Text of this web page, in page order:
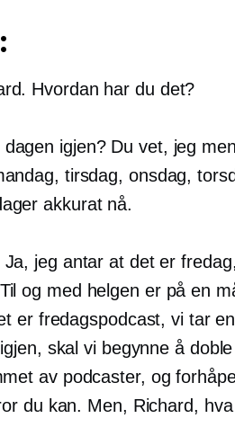
Hvordan har du det?
igjen? Du vet, jeg
tirsdag, onsdag,
akkurat nå.
jeg antar at det er
og med helgen er på en
er fredagspodcast, vi tar
skal vi begynne å
av podcaster, og
du kan. Men, Richard,